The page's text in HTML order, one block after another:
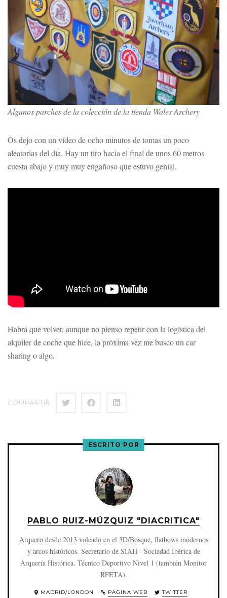
Algunos parches de la colección de la tienda Wales Archery
Os dejo con un vídeo de ocho minutos de tomas un poco
aleatorias del día. Hay un tiro hacia el final de unos 60 metros
cuesta abajo y muy muy engañoso que estuvo genial.
Habrá que volver, aunque no pienso repetir con la logística del
alquiler de coche que hice, la próxima vez me busco un car
sharing o algo.
COMPARTIR
ESCRITO POR
PABLO RUIZ-MÚZQUIZ "DIACRITICA"
Arquero desde 2013 volcado en el 3D/Bosque, flatbows modernos
y arcos históricos. Secretario de SIAH - Sociedad Ibérica de
Arquería Histórica. Técnico Deportivo Nivel 1 (también Monitor
RFETA).
MADRID/LONDON PÁGINA WEB TWITTER